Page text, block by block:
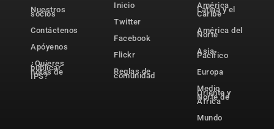
Nuestros
socios
Contáctenos
Apóyenos
¿Quieres
publicar
notas de
IPS?
Inicio
Twitter
Facebook
Flickr
Reglas de
comunidad
América
Latina y el
Caribe
América del
Norte
Asia-
Pacífico
Europa
Medio
Oriente y
Norte de
África
Mundo